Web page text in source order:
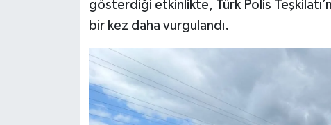
gösterdiği etkinlikte, Türk Polis
bir kez daha vurgulandı.
Teknoloji Haberleri
Siyaset Haberleri
Dünya Haberleri
Yerel Haberler